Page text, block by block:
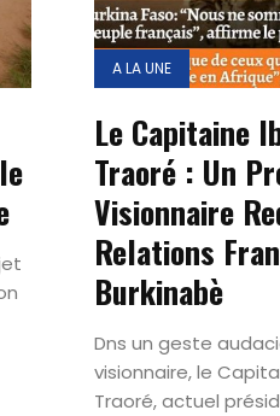
A LA UNE
Le Capitaine
Traoré : Un
Visionnaire
Relations
Burkinabè
Dns un geste
visionnaire, le
Traoré, actuel